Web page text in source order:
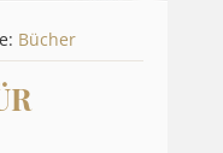
Bücher